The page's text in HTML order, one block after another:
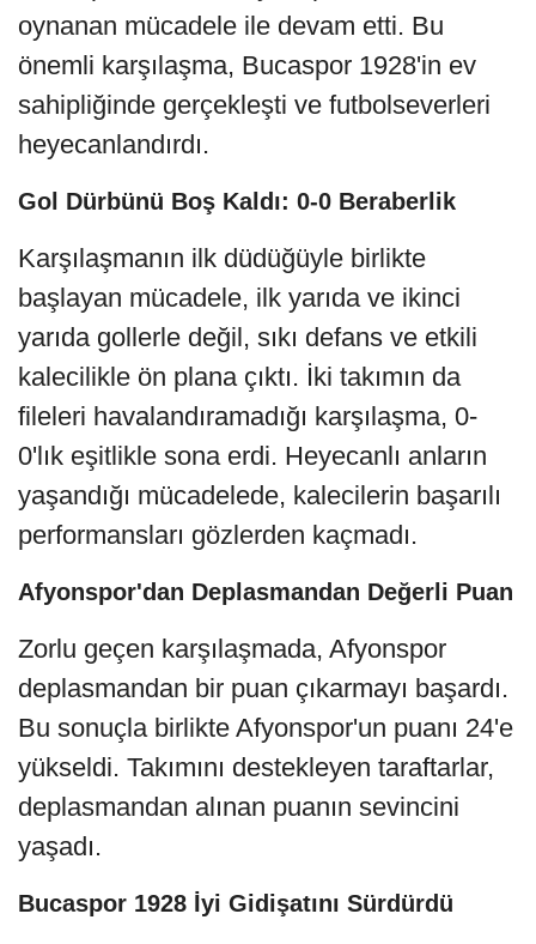
oynanan mücadele ile devam etti. Bu
önemli karşılaşma, Bucaspor 1928'in ev
sahipliğinde gerçekleşti ve futbolseverleri
heyecanlandırdı.
Gol Dürbünü Boş Kaldı: 0-0 Beraberlik
Karşılaşmanın ilk düdüğüyle birlikte
başlayan mücadele, ilk yarıda ve ikinci
yarıda gollerle değil, sıkı defans ve etkili
kalecilikle ön plana çıktı. İki takımın da
fileleri havalandıramadığı karşılaşma, 0-
0'lık eşitlikle sona erdi. Heyecanlı anların
yaşandığı mücadelede, kalecilerin başarılı
performansları gözlerden kaçmadı.
Afyonspor'dan Deplasmandan Değerli Puan
Zorlu geçen karşılaşmada, Afyonspor
deplasmandan bir puan çıkarmayı başardı.
Bu sonuçla birlikte Afyonspor'un puanı 24'e
yükseldi. Takımını destekleyen taraftarlar,
deplasmandan alınan puanın sevincini
yaşadı.
Bucaspor 1928 İyi Gidişatını Sürdürdü